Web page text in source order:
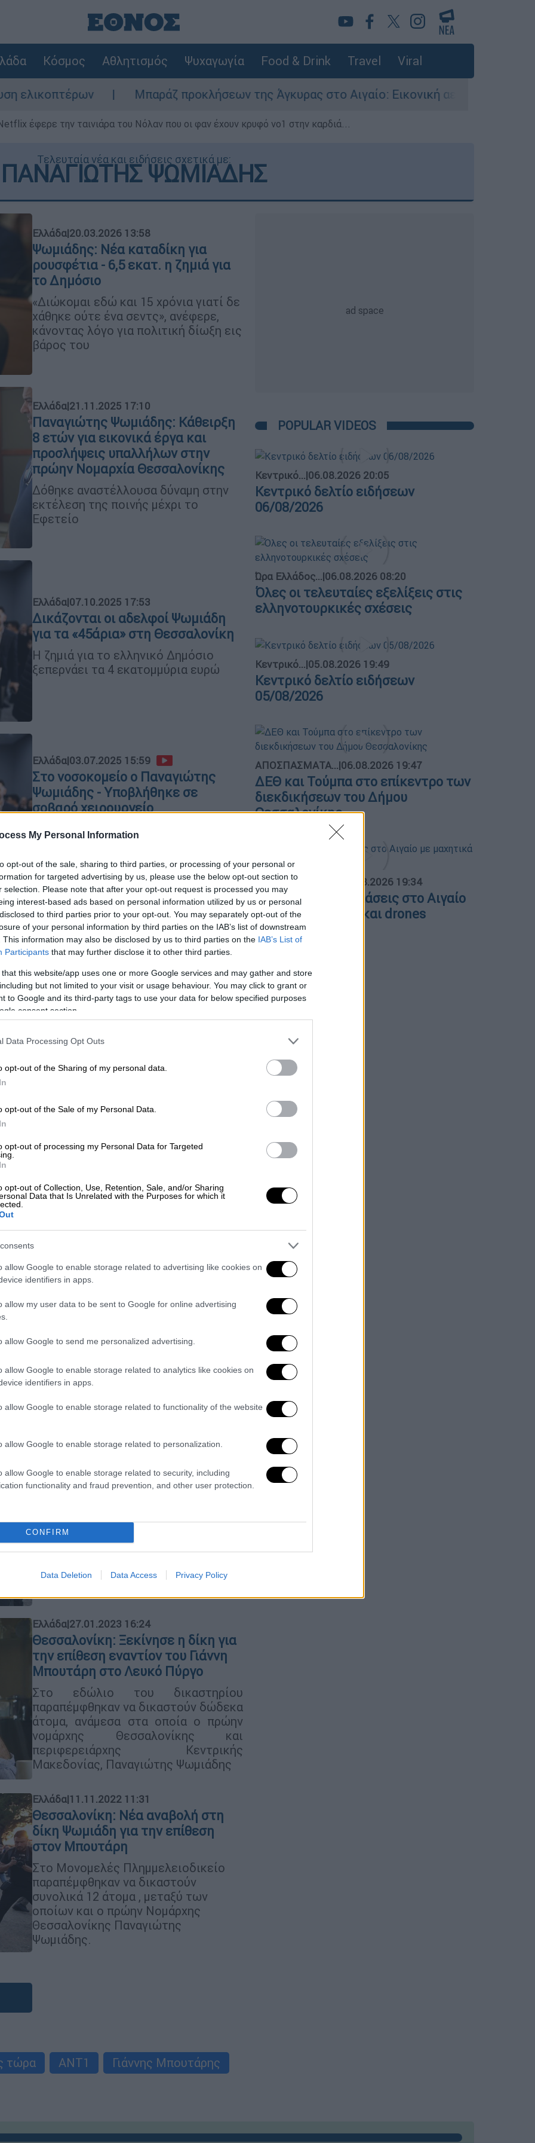
My Personal Information
opt-out of the sale, sharing to third parties, or processing of your personal or
for targeted advertising by us, please use the below opt-out section to
selection. Please note that after your opt-out request is processed you may
interest-based ads based on personal information utilized by us or personal
to third parties prior to your opt-out. You may separately opt-out of the
of your personal information by third parties on the IAB’s list of downstream
This information may also be disclosed by us to third parties on the IAB’s List of
Participants that may further disclose it to other third parties.
that this website/app uses one or more Google services and may gather and store
but not limited to your visit or usage behaviour. You may click to grant or
to Google and its third-party tags to use your data for below specified purposes
consent section.
Data Processing Opt Outs
opt-out of the Sharing of my personal data.
opt-out of the Sale of my Personal Data.
opt-out of processing my Personal Data for Targeted
opt-out of Collection, Use, Retention, Sale, and/or Sharing
Data that Is Unrelated with the Purposes for which it
allow Google to enable storage related to advertising like cookies on
identifiers in apps.
allow my user data to be sent to Google for online advertising
allow Google to send me personalized advertising.
allow Google to enable storage related to analytics like cookies on
identifiers in apps.
allow Google to enable storage related to functionality of the website
allow Google to enable storage related to personalization.
allow Google to enable storage related to security, including
functionality and fraud prevention, and other user protection.
CONFIRM
Data Deletion Data Access Privacy Policy
Κόσμος Αθλητισμός Ψυχαγωγία Food & Drink Travel Viral
Μπαράζ προκλήσεων της Άγκυρας στο Αιγαίο: Εικονική αερομαχία ανάμεσα σε ελληνικά
έφερε την ταινιάρα του Νόλαν που οι φαν έχουν κρυφό νο1 στην καρδιά...
Τελευταία νέα και ειδήσεις σχετικά με:
ΠΑΝΑΓΙΩΤΗΣ ΨΩΜΙΑΔΗΣ
Ελλάδα|20.03.2026 13:58
Ψωμιάδης: Νέα καταδίκη για
ρουσφέτια - 6,5 εκατ. η ζημιά για
το Δημόσιο
«Διώκομαι εδώ και 15 χρόνια γιατί δε
χάθηκε ούτε ένα σεντς», ανέφερε,
κάνοντας λόγο για πολιτική δίωξη εις
βάρος του
Ελλάδα|21.11.2025 17:10
Παναγιώτης Ψωμιάδης: Κάθειρξη
8 ετών για εικονικά έργα και
προσλήψεις υπαλλήλων στην
πρώην Νομαρχία Θεσσαλονίκης
Δόθηκε αναστέλλουσα δύναμη στην
εκτέλεση της ποινής μέχρι το
Εφετείο
Ελλάδα|07.10.2025 17:53
Δικάζονται οι αδελφοί Ψωμιάδη
για τα «45άρια» στη Θεσσαλονίκη
Η ζημιά για το ελληνικό Δημόσιο
ξεπερνάει τα 4 εκατομμύρια ευρώ
Ελλάδα|03.07.2025 15:59
Στο νοσοκομείο ο Παναγιώτης
Ψωμιάδης - Υποβλήθηκε σε
σοβαρό χειρουργείο
Ο ίδιος ενημέρωσε ότι έπρεπε
επειγόντως να γίνει η εισαγωγή του
στο νοσοκομείο ΑΧΕΠΑ
Ελλάδα|09.05.2025 11:47
Άρειος Πάγος καλεί Ψωμιάδη - Στο
εδώλιο ξανά για τις 81
προσλήψεις σε έργα φαντάσματα
Μαζί με τον αδερφό του θα
δικαστούν για έργα που δεν έγιναν
Ομοφοβικό ξέσπασμα του
Παναγιώτη Ψωμιάδη στο
σε αδελφάτο»
νομοσχέδιο για τα ομόφυλα ζευγάρια
στην εκπομπή «Το Πρωινό», ένα
προκάλεσε την έντονη αντίδραση των
συντελεστών
Ελλάδα|24.10.2023 13:49
Θεσσαλονίκη: Έπαυσε οριστικά η
υπαλλήλων
Για δέκα χρόνια καταγγελιών και
συκοφαντιών που έπεσαν στο κενό,
δικαστηρίου, ο Παναγιώτης Ψωμιάδης
Δίκη για την επίθεση κατά
Μπουτάρη: 9 ένοχοι μεταξύ αυτών
Ψωμιάδης
To Δικαστήριο καταδίκασε συνολικά
φυλάκισης από 6 έως 11 μήνες
Ελλάδα|27.01.2023 16:24
Θεσσαλονίκη: Ξεκίνησε η δίκη για
την επίθεση εναντίον του Γιάννη
Μπουτάρη στο Λευκό Πύργο
Στο εδώλιο του δικαστηρίου
παραπέμφθηκαν να δικαστούν δώδεκα
άτομα, ανάμεσα στα οποία ο πρώην
νομάρχης Θεσσαλονίκης και
περιφερειάρχης Κεντρικής
Μακεδονίας, Παναγιώτης Ψωμιάδης
Ελλάδα|11.11.2022 11:31
Θεσσαλονίκη: Νέα αναβολή στη
δίκη Ψωμιάδη για την επίθεση
στον Μπουτάρη
Στο Μονομελές Πλημμελειοδικείο
παραπέμφθηκαν να δικαστούν
συνολικά 12 άτομα , μεταξύ των
οποίων και ο πρώην Νομάρχης
Θεσσαλονίκης Παναγιώτης
Ψωμιάδης.
τώρα ΑΝΤ1
Γιάννης Μπουτάρης
POPULAR VIDEOS
Κεντρικό...|06.08.2026 20:05
Κεντρικό δελτίο ειδήσεων
06/08/2026
Ώρα Ελλάδος...|06.08.2026 08:20
Όλες οι τελευταίες εξελίξεις στις
ελληνοτουρκικές σχέσεις
Κεντρικό...|05.08.2026 19:49
Κεντρικό δελτίο ειδήσεων
05/08/2026
ΑΠΟΣΠΑΣΜΑΤΑ...|06.08.2026 19:47
ΔΕΘ και Τούμπα στο επίκεντρο των
διεκδικήσεων του Δήμου
Θεσσαλονίκης
ΑΠΟΣΠΑΣΜΑΤΑ... 06.08.2026 19:34
Τουρκικές παραβιάσεις στο Αιγαίο
με μαχητικά F-16 και drones